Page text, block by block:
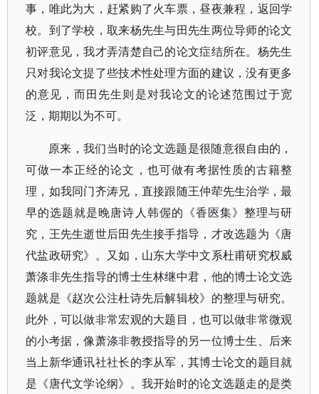
事，唯此为大，赶紧购了火车票，昼夜兼程，返回学
校。到了学校，取来杨先生与田先生两位导师的论文
初评意见，我才弄清楚自己的论文症结所在。杨先生
只对我论文提了些技术性处理方面的建议，没有更多
的意见，而田先生则是对我论文的论述范围过于宽
泛，期期以为不可。
原来，我们当时的论文选题是很随意很自由的，
可做一本正经的论文，也可做有考据性质的古籍整
理，如我同门齐涛兄，直接跟随王仲荦先生治学，最
早的选题就是晚唐诗人韩偓的《香匧集》整理与研
究，王先生逝世后田先生接手指导，才改选题为《唐
代盐政研究》。又如，山东大学中文系杜甫研究权威
萧涤非先生指导的博士生林继中君，他的博士论文选
题就是《赵次公注杜诗先后解辑校》的整理与研究。
此外，可以做非常宏观的大题目，也可以做非常微观
的小考据，像萧涤非教授指导的另一位博士生、后来
当上新华通讯社社长的李从军，其博士论文的题目就
是《唐代文学论纲》。我开始时的论文选题走的是类